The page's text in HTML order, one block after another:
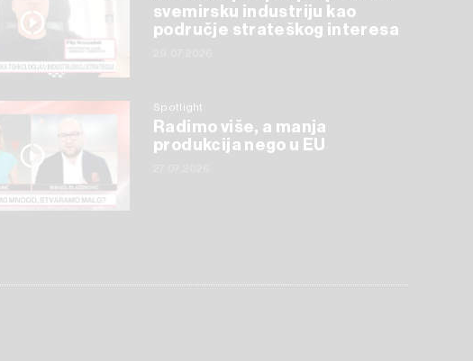
svemirsku industriju kao
područje strateškog interesa
Spotlight
Radimo više, a manja
produkcija nego u EU